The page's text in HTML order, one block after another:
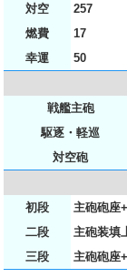
対空
257
燃費
17
幸運
50
戦艦主砲
駆逐・軽巡
対空砲
初段
主砲砲座
二段
主砲装填
三段
主砲砲座